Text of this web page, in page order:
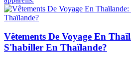
Vêtements De Voyage En
S'habiller En Thaïlande?